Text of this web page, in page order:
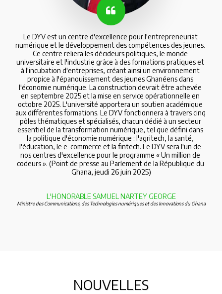
Le DYV est un centre d'excellence pour l'entrepreneuriat
numérique et le développement des compétences des jeunes.
Ce centre reliera les décideurs politiques, le monde
universitaire et l'industrie grâce à des formations pratiques et
à l'incubation d'entreprises, créant ainsi un environnement
propice à l'épanouissement des jeunes Ghanéens dans
l'économie numérique. La construction devrait être achevée
en septembre 2025 et la mise en service opérationnelle en
octobre 2025. L'université apportera un soutien académique
aux différentes formations. Le DYV fonctionnera à travers cinq
pôles thématiques et spécialisés, chacun dédié à un secteur
essentiel de la transformation numérique, tel que défini dans
la politique d'économie numérique : l'agritech, la santé,
l'éducation, le e-commerce et la fintech. Le DYV sera l'un de
nos centres d'excellence pour le programme « Un million de
codeurs ». (Point de presse au Parlement de la République du
Ghana, jeudi 26 juin 2025)
L'HONORABLE SAMUEL NARTEY GEORGE
Ministre des Communications, des Technologies numériques et des Innovations du Ghana
NOUVELLES